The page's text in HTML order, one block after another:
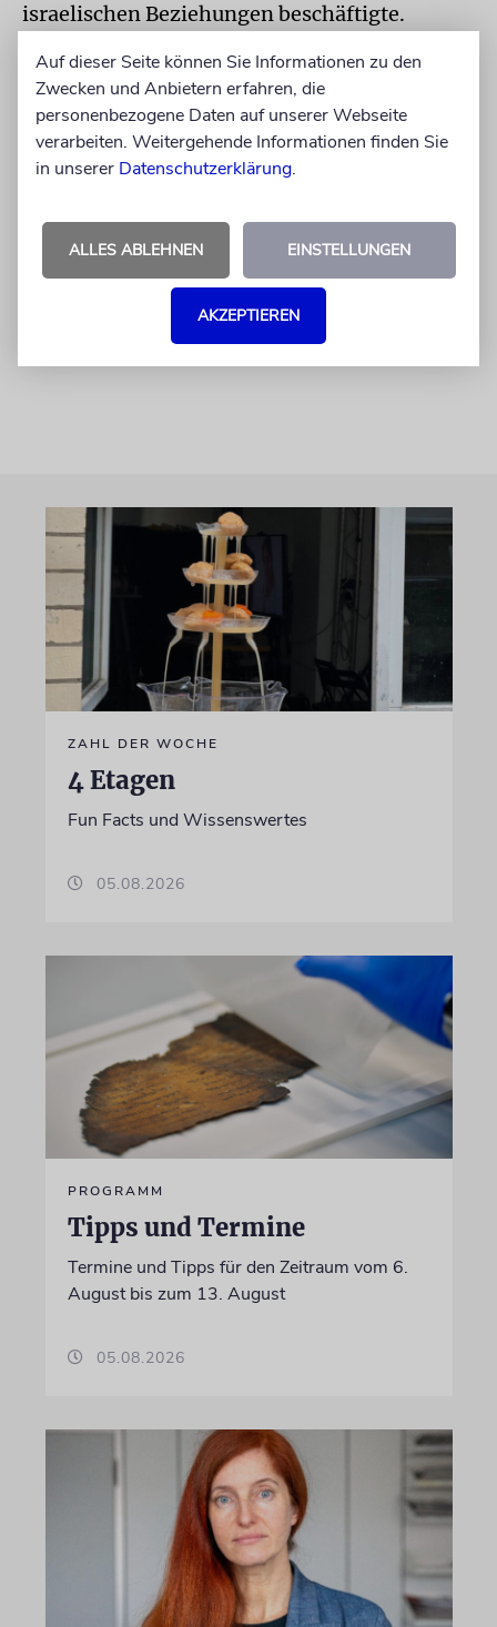
israelischen Beziehungen beschäftigte.
»Die beiden Kunstwerke gehören genau
dorthin, wo sie jetzt sind – der Originalflügel
in Yad Vashem und dessen Bronzeduplikat
eben an einer Stelle, wo unser Land
die Künstlerin damals. Kurz darauf wurde
Gabriele von Lutzau vom Auswärtigen Amt
ohne jeden weiteren Kommentar mitgeteilt,
dass man ihr das Kunstwerk wieder in den
Odenwald zurückbringe.
ZAHL DER WOCHE
4 Etagen
Fun Facts und Wissenswertes
05.08.2026
PROGRAMM
Tipps und Termine
Termine und Tipps für den Zeitraum vom 6.
August bis zum 13. August
05.08.2026
Auf dieser Seite können Sie Informationen zu den
Zwecken und Anbietern erfahren, die
personenbezogene Daten auf unserer Webseite
verarbeiten. Weitergehende Informationen finden Sie
in unserer Datenschutzerklärung.
ALLES ABLEHNEN EINSTELLUNGEN
AKZEPTIEREN